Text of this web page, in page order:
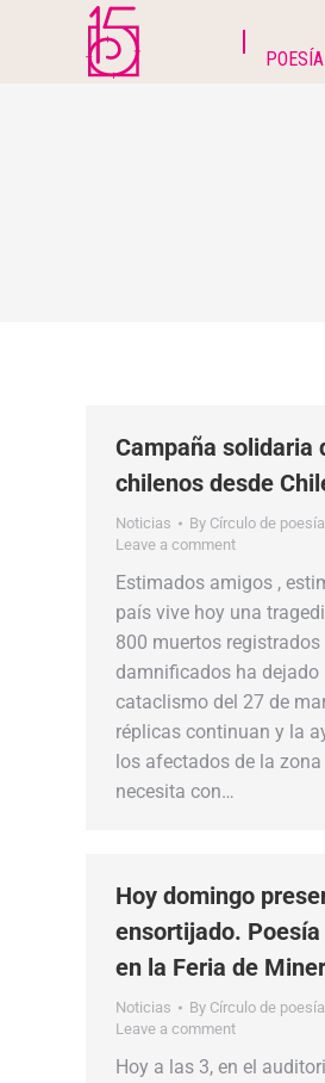
Campaña solidaria
Noticias By Círculo de poesía
Leave a comment
Estimados amigos ,
país vive hoy una
800 muertos
damnificados ha
cataclismo del 27 de
réplicas continuan y la
los afectados de la
necesita con…
Hoy domingo
ensortijado.
en la Feria de
Noticias By Círculo de poesía
Leave a comment
Hoy a las 3, en el